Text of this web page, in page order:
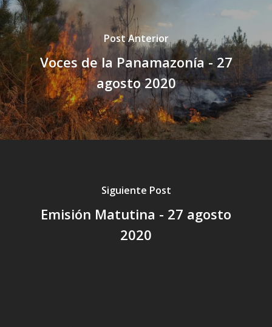
Post Anterior
Voces de la Panamazonía - 27
agosto 2020
Siguiente Post
Emisión Matutina - 27 agosto
2020